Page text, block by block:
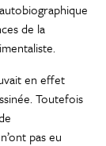
de la
en effet
Toutefois
pas eu